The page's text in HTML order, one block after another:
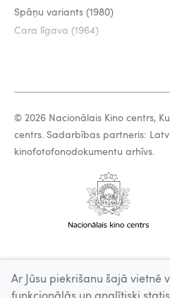
Spāņu variants (1980)
Cara līgava (1964)
© 2026 Nacionālais Kino centrs,
centrs. Sadarbības partneris:
kinofotofonodokumentu arhīvs.
Ar Jūsu piekrišanu šajā vietnē